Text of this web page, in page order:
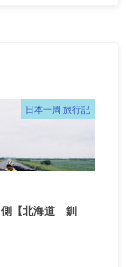
日本一周 旅行記
側【北海道 釧